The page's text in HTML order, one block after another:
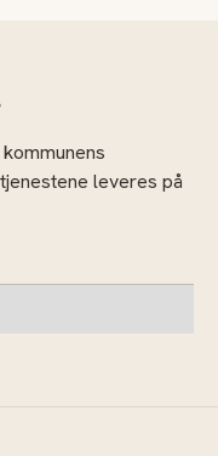
leveres på